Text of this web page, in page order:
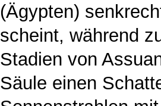
(Ägypten)
scheint, während
Stadien von
Säule einen